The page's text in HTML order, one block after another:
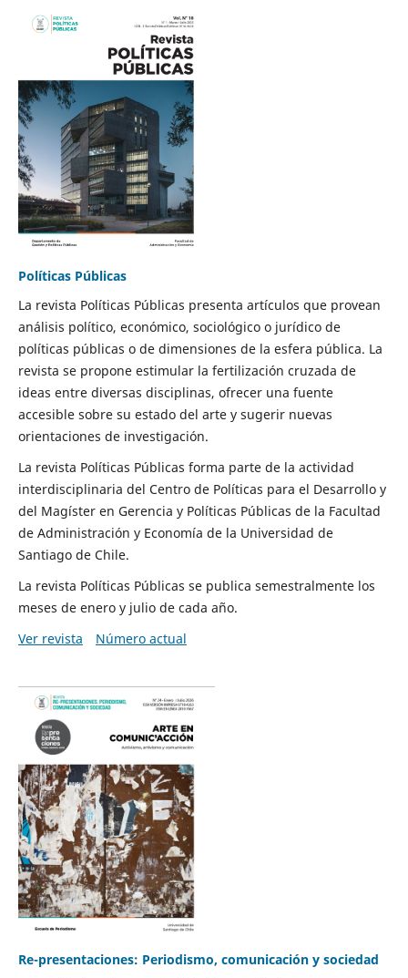
Políticas Públicas
La revista Políticas Públicas presenta artículos que provean
análisis político, económico, sociológico o jurídico de
políticas públicas o de dimensiones de la esfera pública. La
revista se propone estimular la fertilización cruzada de
ideas entre diversas disciplinas, ofrecer una fuente
accesible sobre su estado del arte y sugerir nuevas
orientaciones de investigación.
La revista Políticas Públicas forma parte de la actividad
interdisciplinaria del Centro de Políticas para el Desarrollo y
del Magíster en Gerencia y Políticas Públicas de la Facultad
de Administración y Economía de la Universidad de
Santiago de Chile.
La revista Políticas Públicas se publica semestralmente los
meses de enero y julio de cada año.
Ver revista
Número actual
Re-presentaciones: Periodismo, comunicación y sociedad